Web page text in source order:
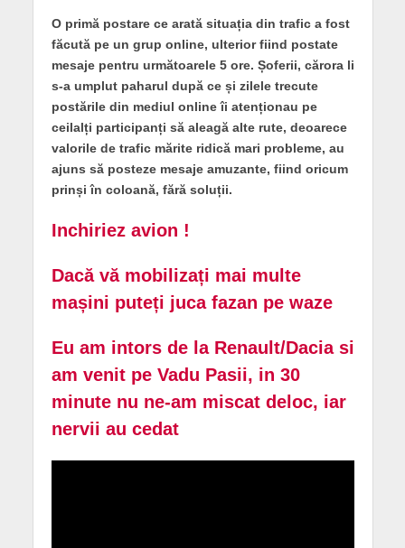
O primă postare ce arată situația din trafic a fost
făcută pe un grup online, ulterior fiind postate
mesaje pentru următoarele 5 ore. Șoferii, cărora li
s-a umplut paharul după ce și zilele trecute
postările din mediul online îi atenționau pe
ceilalți participanți să aleagă alte rute, deoarece
valorile de trafic mărite ridică mari probleme, au
ajuns să posteze mesaje amuzante, fiind oricum
prinși în coloană, fără soluții.
Inchiriez avion !
Dacă vă mobilizați mai multe
mașini puteți juca fazan pe waze
Eu am intors de la Renault/Dacia si
am venit pe Vadu Pasii, in 30
minute nu ne-am miscat deloc, iar
nervii au cedat